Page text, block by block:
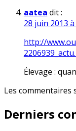
aatea dit :
28 juin 2013 à
http://
Élevage :
Les commentaires
Derniers